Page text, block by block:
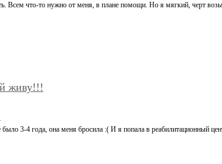
Всем что-то нужно от меня, в плане помощи. Но я мягкий, черт
живу!!!
3-4 года, она меня бросила :( И я попала в реабилитационный